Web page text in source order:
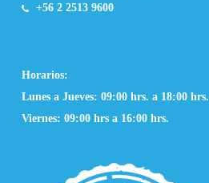
+56 2 2513 9600
Horarios:
Lunes a Jueves: 09:00 hrs. a 18:00 hrs.
Viernes: 09:00 hrs a 16:00 hrs.